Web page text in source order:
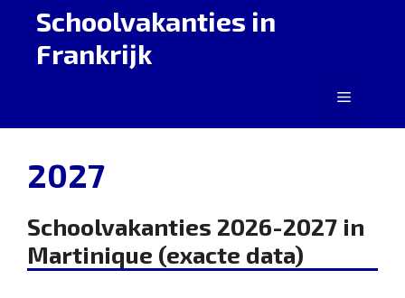
Schoolvakanties in
Frankrijk
Menu
2027
Schoolvakanties 2026-2027 in
Martinique (exacte data)